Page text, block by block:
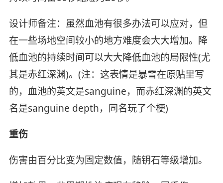
设计师备注：虽然血池有很多办法可以应对，但
在一些场地空间较小的地方难度会大大增加。降
低血池的持续时间可以大大降低血池的局限性(尤
其是赤红深渊)。(注：这表情是暴雪在原贴里写
的，血池的英文是sanguine，而赤红深渊的英文
名是sanguine depth，同名玩了个梗)
重伤
伤害由百分比变为固定数值，随钥石等级增加。